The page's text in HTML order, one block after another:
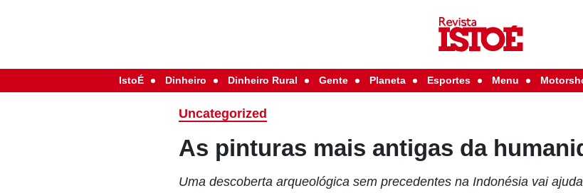
IstoÉ Dinheiro Dinheiro Rural Gente Planeta Esportes Menu
Uncategorized
As pinturas mais antigas da
Uma descoberta arqueológica sem precedentes na Indonésia vai